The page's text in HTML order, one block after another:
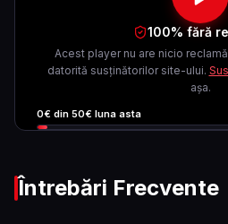
100% fără
Acest player nu are nicio
datorită susținătorilor site-ului.
așa.
0€ din 50€ luna asta
Întrebări Frecvente